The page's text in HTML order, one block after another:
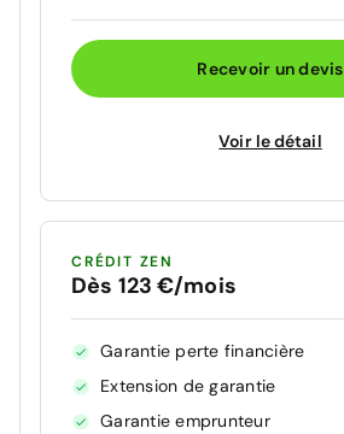
Recevoir un devis
Voir le détail
CRÉDIT ZEN
Dès 123 €/mois
Garantie perte financière
Extension de garantie
Garantie emprunteur